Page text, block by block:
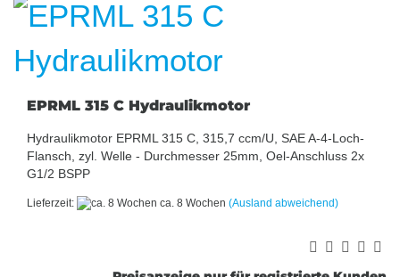
EPRML 315 C Hydraulikmotor
Hydraulikmotor EPRML 315 C, 315,7 ccm/U, SAE A-4-Loch-
Flansch, zyl. Welle - Durchmesser 25mm, Oel-Anschluss 2x
G1/2 BSPP
Lieferzeit: ca. 8 Wochen (Ausland abweichend)